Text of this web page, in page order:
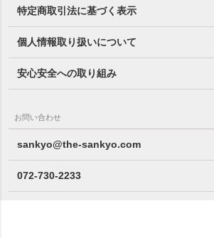
特定商取引法に基づく表示
個人情報取り扱いについて
安心安全への取り組み
お問い合わせ
sankyo@the-sankyo.com
072-730-2233